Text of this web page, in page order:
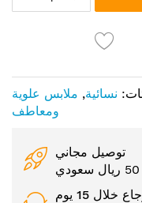
نسائية, ملابس علوية
ومعاطف
توصيل مجاني
خلال 15 يوم